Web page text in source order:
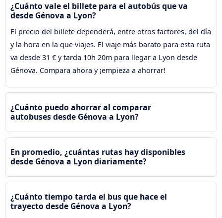
¿Cuánto vale el billete para el autobús que va
desde Génova a Lyon?
El precio del billete dependerá, entre otros factores, del día
y la hora en la que viajes. El viaje más barato para esta ruta
va desde 31 € y tarda 10h 20m para llegar a Lyon desde
Génova. Compara ahora y ¡empieza a ahorrar!
¿Cuánto puedo ahorrar al comparar
autobuses desde Génova a Lyon?
En promedio, ¿cuántas rutas hay disponibles
desde Génova a Lyon diariamente?
¿Cuánto tiempo tarda el bus que hace el
trayecto desde Génova a Lyon?